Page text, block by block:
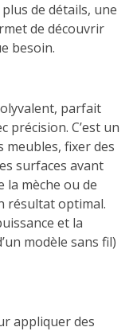
de détails, une
de découvrir
besoin.
parfait
précision. C’est un
fixer des
surfaces avant
la mèche ou de
résultat optimal.
et la
modèle sans fil)
appliquer des